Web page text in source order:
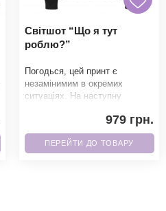
Світшот “Що я тут
роблю?”
Погодься, цей принт є
незамінимим в окремих
ситуаціях. На наступну
одягни. Завдяки якісно979 грн.
ПЕРЕЙТИ ДО ТОВАРУ